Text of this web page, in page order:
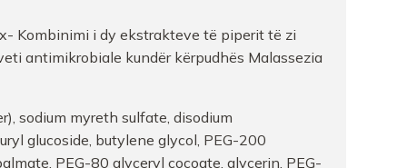
Kombinimi i dy ekstrakteve të piperit të zi
antimikrobiale kundër kërpudhës Malassezia
sodium myreth sulfate, disodium
glucoside, butylene glycol, PEG-200
PEG-80 glyceryl cocoate, glycerin, PEG-